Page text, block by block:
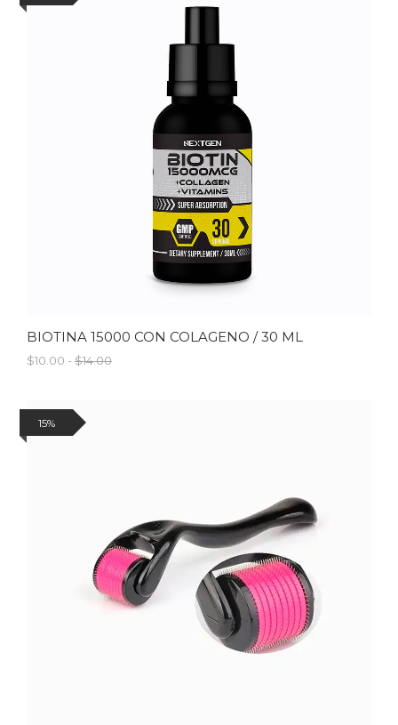
BIOTINA 15000 CON COLAGENO / 30 ML
$10.00 - $14.00
15%